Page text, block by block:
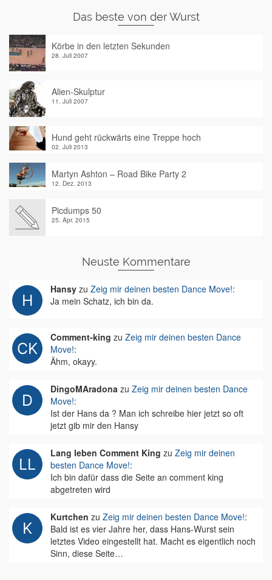
Das beste von der Wurst
Körbe in den letzten Sekunden
28. Juli 2007
Alien-Skulptur
11. Juli 2007
Hund geht rückwärts eine Treppe hoch
02. Juli 2013
Martyn Ashton – Road Bike Party 2
12. Dez. 2013
Picdumps 50
25. Apr. 2015
Neuste Kommentare
Hansy zu Zeig mir deinen besten Dance Move!:
Ja mein Schatz, ich bin da.
Comment-king zu Zeig mir deinen besten Dance
Move!:
Ähm, okayy.
DingoMAradona zu Zeig mir deinen besten Dance
Move!:
Ist der Hans da ? Man ich schreibe hier jetzt so oft
jetzt gib mir den Hansy
Lang leben Comment King zu Zeig mir deinen
besten Dance Move!:
Ich bin dafür dass die Seite an comment king
abgetreten wird
Kurtchen zu Zeig mir deinen besten Dance Move!:
Bald ist es vier Jahre her, dass Hans-Wurst sein
letztes Video eingestellt hat. Macht es eigentlich noch
Sinn, diese Seite…